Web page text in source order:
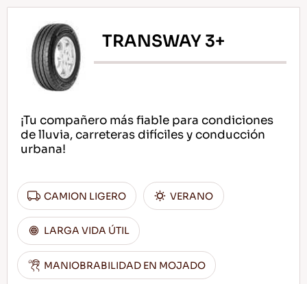
TRANSWAY 3+
¡Tu compañero más fiable para condiciones
de lluvia, carreteras difíciles y conducción
urbana!
CAMION LIGERO VERANO
LARGA VIDA ÚTIL
MANIOBRABILIDAD EN MOJADO